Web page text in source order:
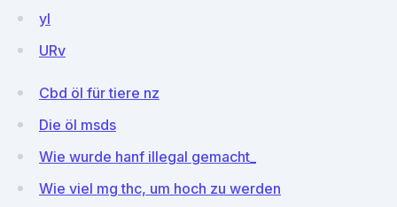
yI
URv
Cbd öl für tiere nz
Die öl msds
Wie wurde hanf illegal gemacht_
Wie viel mg thc, um hoch zu werden